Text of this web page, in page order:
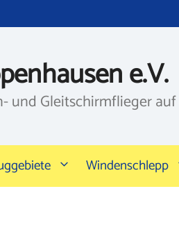
e.V.
und Gleitschirmflieger
Windenschlepp